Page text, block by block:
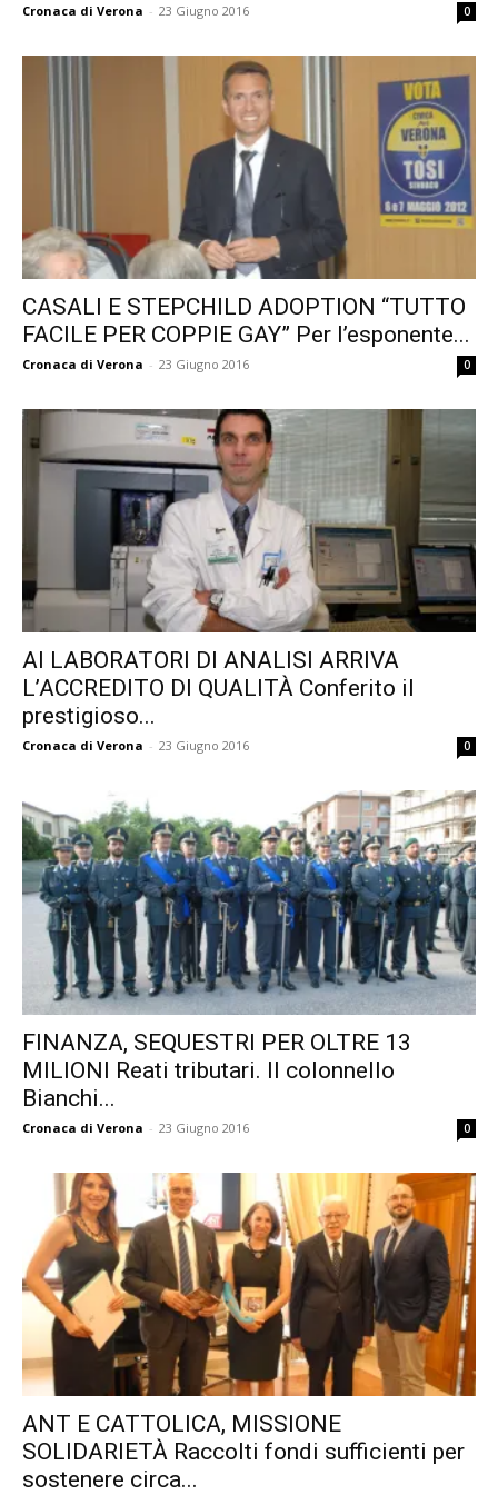
Cronaca di Verona - 23 Giugno 2016 0
CASALI E STEPCHILD ADOPTION “TUTTO
FACILE PER COPPIE GAY” Per l’esponente...
Cronaca di Verona - 23 Giugno 2016 0
AI LABORATORI DI ANALISI ARRIVA
L’ACCREDITO DI QUALITÀ Conferito il
prestigioso...
Cronaca di Verona - 23 Giugno 2016 0
FINANZA, SEQUESTRI PER OLTRE 13
MILIONI Reati tributari. Il colonnello
Bianchi...
Cronaca di Verona - 23 Giugno 2016 0
ANT E CATTOLICA, MISSIONE
SOLIDARIETÀ Raccolti fondi sufficienti per
sostenere circa...